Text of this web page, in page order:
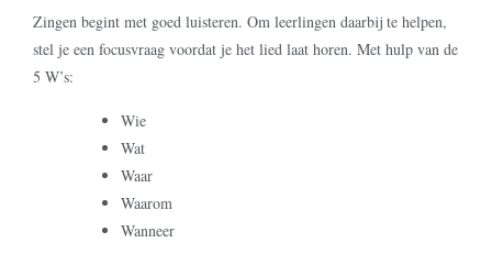
Zingen begint met goed luisteren. Om leerlingen daarbij te helpen,
stel je een focusvraag voordat je het lied laat horen. Met hulp van de
5 W’s:
Wie
Wat
Waar
Waarom
Wanneer